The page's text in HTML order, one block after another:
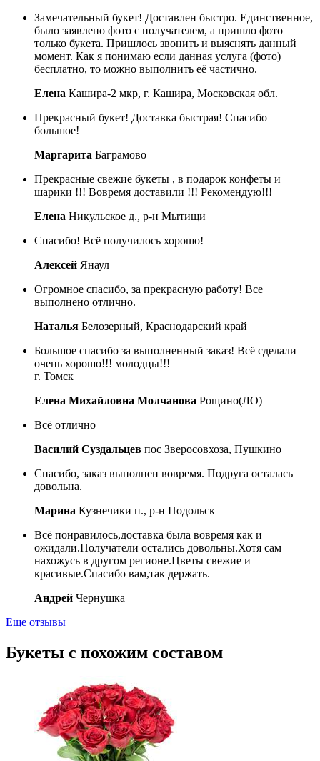
Замечательный букет! Доставлен быстро. Единственное,
было заявлено фото с получателем, а пришло фото
только букета. Пришлось звонить и выяснять данный
момент. Как я понимаю если данная услуга (фото)
бесплатно, то можно выполнить её частично.
Елена Кашира-2 мкр, г. Кашира, Московская обл.
Прекрасный букет! Доставка быстрая! Спасибо
большое!
Маргарита Баграмово
Прекрасные свежие букеты , в подарок конфеты и
шарики !!! Вовремя доставили !!! Рекомендую!!!
Елена Никульское д., р-н Мытищи
Спасибо! Всё получилось хорошо!
Алексей Янаул
Огромное спасибо, за прекрасную работу! Все
выполнено отлично.
Наталья Белозерный, Краснодарский край
Большое спасибо за выполненный заказ! Всё сделали
очень хорошо!!! молодцы!!!
г. Томск
Елена Михайловна Молчанова Рощино(ЛО)
Всё отлично
Василий Суздальцев пос Зверосовхоза, Пушкино
Спасибо, заказ выполнен вовремя. Подруга осталась
довольна.
Марина Кузнечики п., р-н Подольск
Всё понравилось,доставка была вовремя как и
ожидали.Получатели остались довольны.Хотя сам
нахожусь в другом регионе.Цветы свежие и
красивые.Спасибо вам,так держать.
Андрей Чернушка
Еще отзывы
Букеты с похожим составом